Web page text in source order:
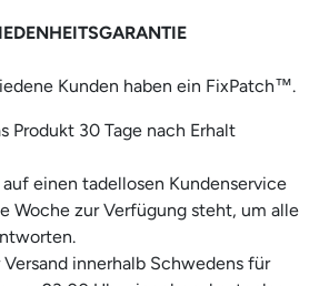
Kunden haben ein FixPatch™.
Produkt 30 Tage nach Erhalt
einen tadellosen Kundenservice
Woche zur Verfügung steht, um alle
innerhalb Schwedens für